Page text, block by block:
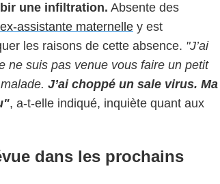
une infiltration. Absente des
assistante maternelle y est
les raisons de cette absence. "J’ai
ne suis pas venue vous faire un petit
J’ai choppé un sale virus. Ma
, a-t-elle indiqué, inquiète quant aux
dans les prochains